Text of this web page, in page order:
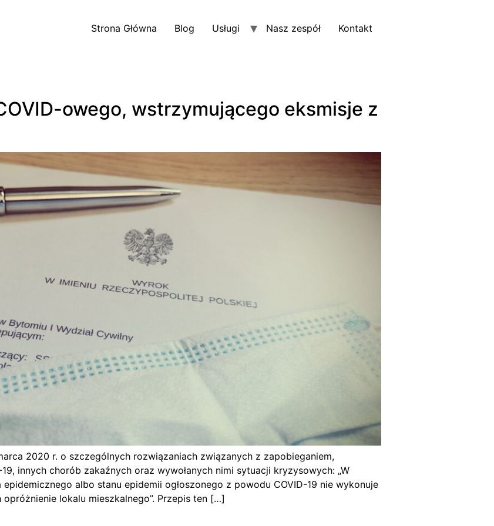
Strona Główna Blog Usługi Nasz zespół Kontakt
owego, wstrzymującego eksmisje z
2020 r. o szczególnych rozwiązaniach związanych z zapobieganiem,
innych chorób zakaźnych oraz wywołanych nimi sytuacji kryzysowych: „W
albo stanu epidemii ogłoszonego z powodu COVID-19 nie wykonuje
lokalu mieszkalnego”. Przepis ten […]